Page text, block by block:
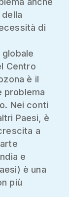
di
globale
Centro
è il
problema
Nei conti
Paesi, è
a
e
è una
più